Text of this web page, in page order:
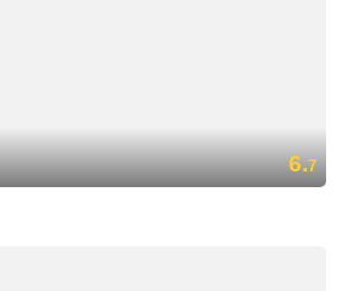
6.7